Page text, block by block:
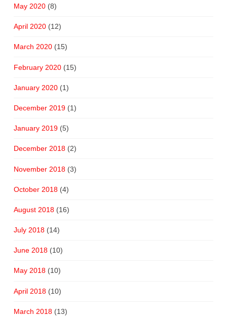
May 2020(8)
April 2020(12)
March 2020(15)
February 2020(15)
January 2020(1)
December 2019(1)
January 2019(5)
December 2018(2)
November 2018(3)
October 2018(4)
August 2018(16)
July 2018(14)
June 2018(10)
May 2018(10)
April 2018(10)
March 2018(13)